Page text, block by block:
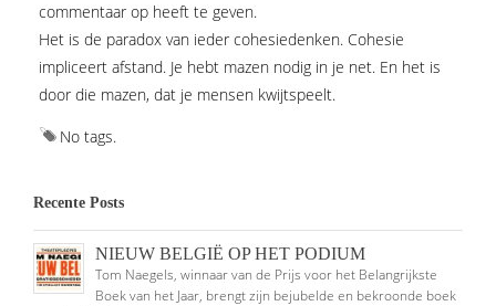
commentaar op heeft te geven.
Het is de paradox van ieder cohesiedenken. Cohesie
impliceert afstand. Je hebt mazen nodig in je net. En het is
door die mazen, dat je mensen kwijtspeelt.
No tags.
Recente Posts
NIEUW BELGIË OP HET PODIUM
Tom Naegels, winnaar van de Prijs voor het Belangrijkste
Boek van het Jaar, brengt zijn bejubelde en bekroonde boek